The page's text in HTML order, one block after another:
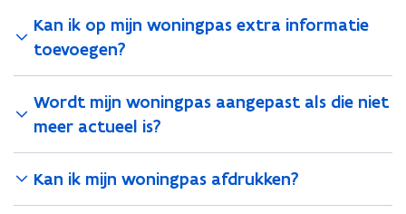
d
o
é
n
e
k
d
o
é
n
e
k
Kan ik op mijn woningpas extra informatie
toevoegen?
Wordt mijn woningpas aangepast als die niet
meer actueel is?
Kan ik mijn woningpas afdrukken?